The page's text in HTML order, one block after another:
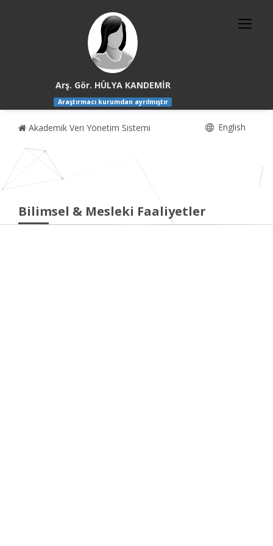
Arş. Gör. HÜLYA KANDEMİR
Araştırmacı kurumdan ayrılmıştır
Akademik Veri Yönetim Sistemi English
Bilimsel & Mesleki Faaliyetler